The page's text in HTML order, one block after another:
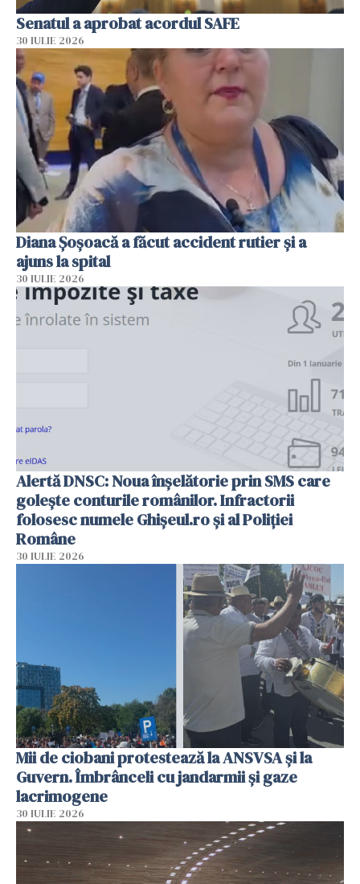
Senatul a aprobat acordul SAFE
30 IULIE 2026
Diana Șoșoacă a făcut accident rutier și a
ajuns la spital
30 IULIE 2026
Alertă DNSC: Noua înșelătorie prin SMS care
golește conturile românilor. Infractorii
folosesc numele Ghișeul.ro și al Poliției
Române
30 IULIE 2026
Mii de ciobani protestează la ANSVSA și la
Guvern. Îmbrânceli cu jandarmii și gaze
lacrimogene
30 IULIE 2026